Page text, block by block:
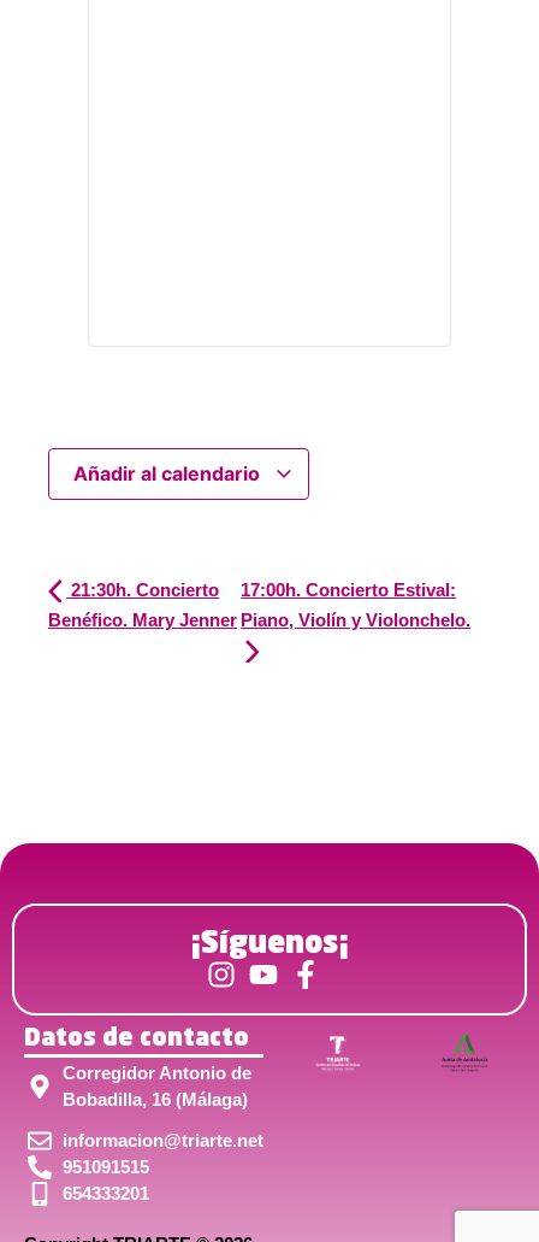
Añadir al calendario
21:30h. Concierto
Benéfico. Mary Jenner
17:00h. Concierto Estival:
Piano, Violín y Violonchelo.
¡Síguenos¡
Datos de contacto
Corregidor Antonio de
Bobadilla, 16 (Málaga)
informacion@triarte.net
951091515
654333201